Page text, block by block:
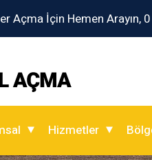
Açma İçin Hemen
Hizmetler